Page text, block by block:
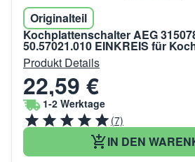
Originalteil
Kochplattenschalter AEG
50.57021.010 EINKREIS für
Produkt Details
22,59 €
1-2 Werktage
(7)
IN DEN